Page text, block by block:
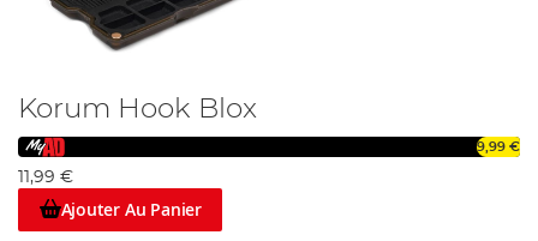
Korum Hook Blox
9,99 €
11,99 €
Ajouter Au Panier